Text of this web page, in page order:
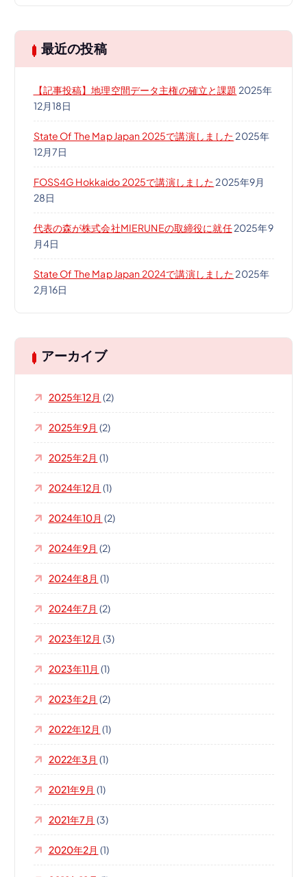
最近の投稿
【記事投稿】地理空間データ主権の確立と課題 2025年
12月18日
State Of The Map Japan 2025で講演しました 2025年
12月7日
FOSS4G Hokkaido 2025で講演しました 2025年9月
28日
代表の森が株式会社MIERUNEの取締役に就任2025年9
月4日
State Of The Map Japan 2024で講演しました 2025年
2月16日
アーカイブ
2025年12月 (2)
2025年9月 (2)
2025年2月 (1)
2024年12月 (1)
2024年10月 (2)
2024年9月 (2)
2024年8月 (1)
2024年7月 (2)
2023年12月 (3)
2023年11月 (1)
2023年2月 (2)
2022年12月 (1)
2022年3月 (1)
2021年9月 (1)
2021年7月 (3)
2020年2月 (1)